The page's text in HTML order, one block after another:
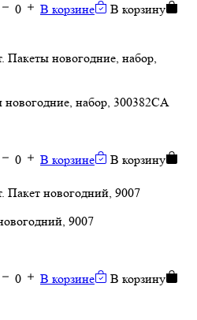
0
В корзине В корзину
набор, 300382CA
0
В корзине В корзину
9007
0
В корзине В корзину